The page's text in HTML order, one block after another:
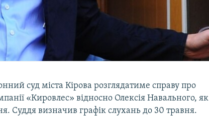
суд міста Кірова розглядатиме справу про
«Кировлес» відносно Олексія Навального, як
Суддя визначив графік слухань до 30 травня.